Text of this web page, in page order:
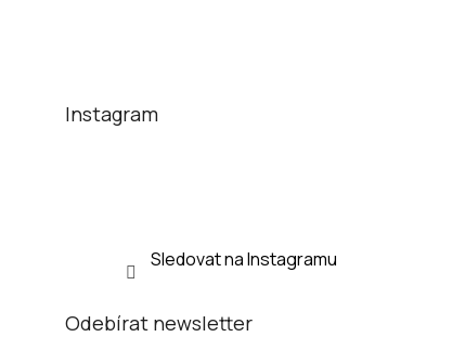
Instagram
Sledovat na Instagramu
Odebírat newsletter